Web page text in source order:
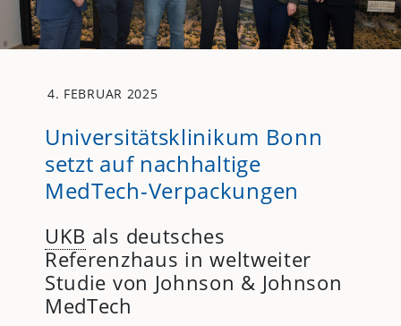
4. FEBRUAR 2025
Universitätsklinikum Bonn
setzt auf nachhaltige
MedTech-Verpackungen
UKB als deutsches
Referenzhaus in weltweiter
Studie von Johnson & Johnson
MedTech